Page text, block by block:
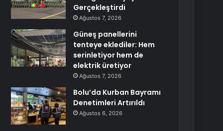
Gerçekleştirdi
Ağustos 7, 2026
Güneş panellerini
tenteye eklediler: Hem
serinletiyor hem de
elektrik üretiyor
Ağustos 7, 2026
Bolu’da Kurban Bayramı
Denetimleri Artırıldı
Ağustos 6, 2026